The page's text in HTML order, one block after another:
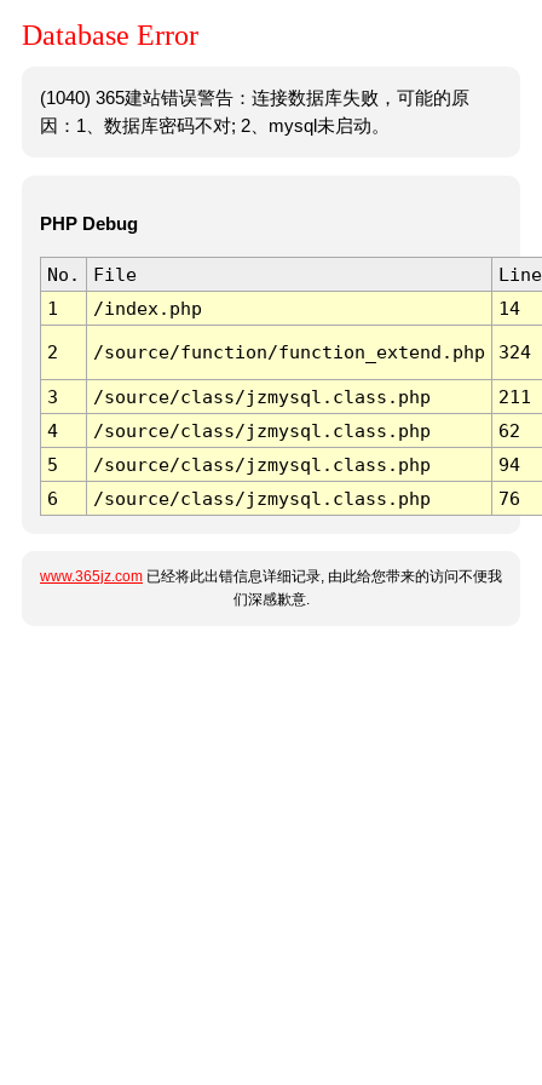
Database Error
(1040) 365建站错误警告：连接数据库失败，可能的原
因：1、数据库密码不对; 2、mysql未启动。
PHP Debug
No. File
Line
1
/index.php 14
2 /source/function/function_extend.php 324
3 /source/class/jzmysql.class.php
211
4
/source/class/jzmysql.class.php
62
5
/source/class/jzmysql.class.php
94
6
/source/class/jzmysql.class.php 76
www.365jz.com 已经将此出错信息详细记录, 由此给您带来的访问不便我
们深感歉意.